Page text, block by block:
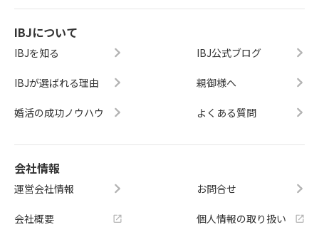
IBJについて
IBJを知る
IBJが選ばれる理由
婚活の成功ノウハウ
IBJ公式ブログ
親御様へ
よくある質問
会社情報
運営会社情報
会社概要
お問合せ
個人情報の取り扱い